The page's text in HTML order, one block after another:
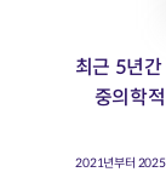
최근 5년
중의학
2021년부터 2025